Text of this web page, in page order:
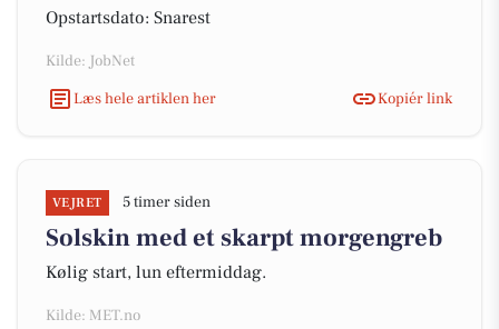
Opstartsdato: Snarest
Kilde: JobNet
Læs hele artiklen her
Kopiér link
VEJRET 5 timer siden
Solskin med et skarpt morgengreb
Kølig start, lun eftermiddag.
Kilde: MET.no